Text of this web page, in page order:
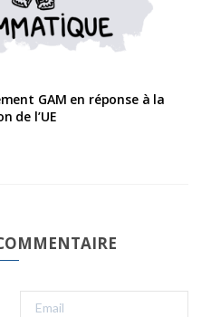
GAM en réponse à la
de l’UE